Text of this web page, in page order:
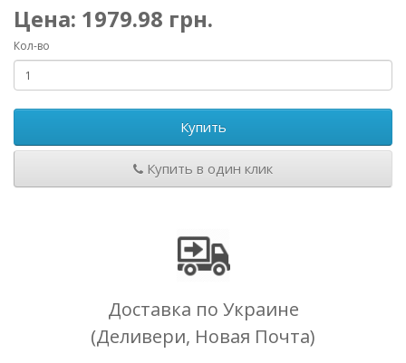
Цена: 1979.98 грн.
Кол-во
Купить
Купить в один клик
Доставка по Украине
(Деливери, Новая Почта)